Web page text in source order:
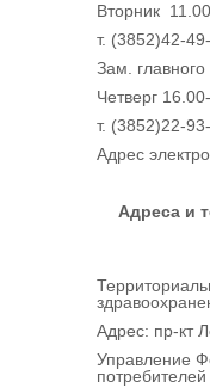
Вторник
т. (3852)42-
Зам.
Четверг
т. (3852)22-
Адрес
Адреса и
Адрес: пр-кт
Управление